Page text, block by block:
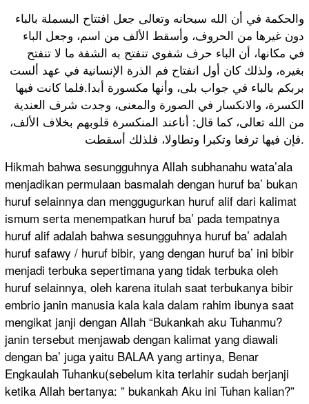
والحكمة في أن الله سبحانه وتعالى جعل افتتاح البسملة بالباء
دون غيرها من الحروف، وأسقط الألف من اسم، وجعل الباء
في مكانها، أن الباء حرف شفوي تنفتح به الشفة ما لا تنفتح
بغيره، ولذلك كان أول انفتاح فم الذرة الإنسانية في عهد ألست
بربكم بالباء في جواب بلى، وأنها مكسورة أبدا.فلما كانت فيها
الكسرة، والانكسار في الصورة والمعنى، وجدت شرف العندية
من الله تعالى، كما قال: أناعند المنكسرة قلوبهم بخلاف الألف،
فإن فيها ترفعا وتكبرا وتطاولا، فلذلك أسقطت.
Hikmah bahwa sesungguhnya Allah subhanahu wata’ala
menjadikan permulaan basmalah dengan huruf ba’ bukan
huruf selainnya dan menggugurkan huruf alif dari kalimat
ismum serta menempatkan huruf ba’ pada tempatnya
huruf alif adalah bahwa sesungguhnya huruf ba’ adalah
huruf safawy / huruf bibir, yang dengan huruf ba’ ini bibir
menjadi terbuka sepertimana yang tidak terbuka oleh
huruf selainnya, oleh karena itulah saat terbukanya bibir
embrio janin manusia kala kala dalam rahim ibunya saat
mengikat janji dengan Allah “Bukankah aku Tuhanmu?
janin tersebut menjawab dengan kalimat yang diawali
dengan ba’ juga yaitu BALAA yang artinya, Benar
Engkaulah Tuhanku(sebelum kita terlahir sudah berjanji
ketika Allah bertanya: ” bukankah Aku ini Tuhan kalian?”